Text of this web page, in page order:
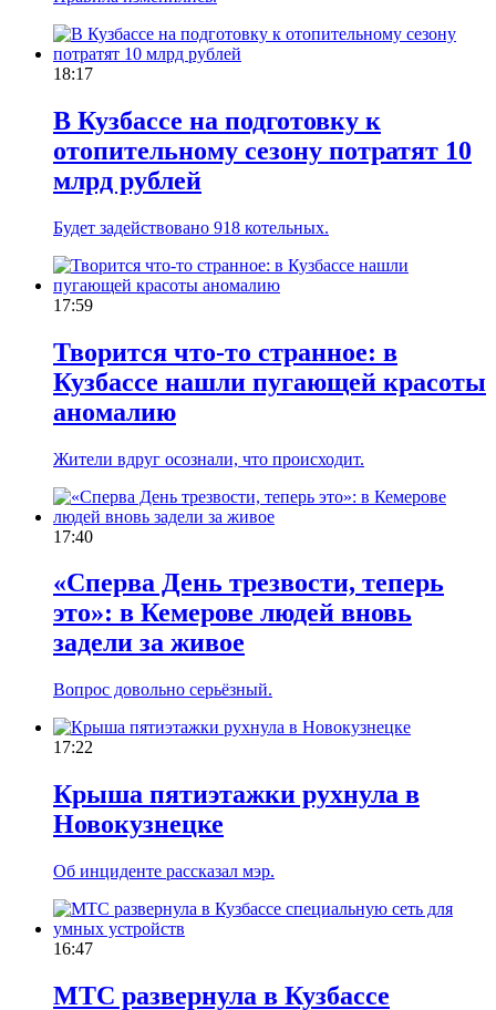
18:17
В Кузбассе на подготовку к
отопительному сезону потратят 10
млрд рублей
Будет задействовано 918 котельных.
17:59
Творится что-то странное: в
Кузбассе нашли пугающей красоты
аномалию
Жители вдруг осознали, что происходит.
17:40
«Сперва День трезвости, теперь
это»: в Кемерове людей вновь
задели за живое
Вопрос довольно серьёзный.
17:22
Крыша пятиэтажки рухнула в
Новокузнецке
Об инциденте рассказал мэр.
16:47
МТС развернула в Кузбассе